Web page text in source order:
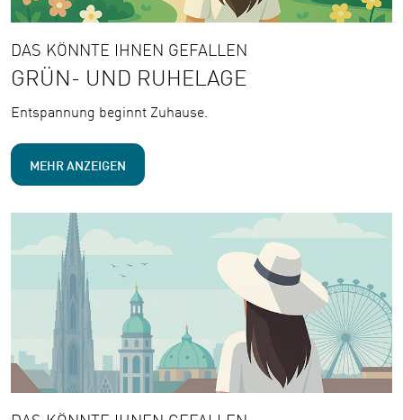
DAS KÖNNTE IHNEN GEFALLEN
GRÜN- UND RUHELAGE
Entspannung beginnt Zuhause.
MEHR ANZEIGEN